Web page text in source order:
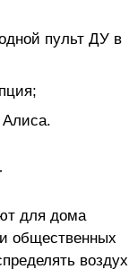
пульт ДУ в
Алиса.
для дома
общественных
воздух